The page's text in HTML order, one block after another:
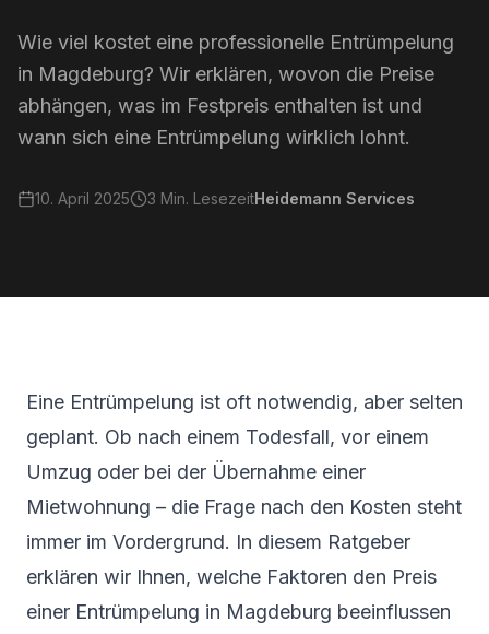
Wie viel kostet eine professionelle Entrümpelung
in Magdeburg? Wir erklären, wovon die Preise
abhängen, was im Festpreis enthalten ist und
wann sich eine Entrümpelung wirklich lohnt.
10. April 2025 3 Min. LesezeitHeidemann Services
Eine Entrümpelung ist oft notwendig, aber selten
geplant. Ob nach einem Todesfall, vor einem
Umzug oder bei der Übernahme einer
Mietwohnung – die Frage nach den Kosten steht
immer im Vordergrund. In diesem Ratgeber
erklären wir Ihnen, welche Faktoren den Preis
einer Entrümpelung in Magdeburg beeinflussen